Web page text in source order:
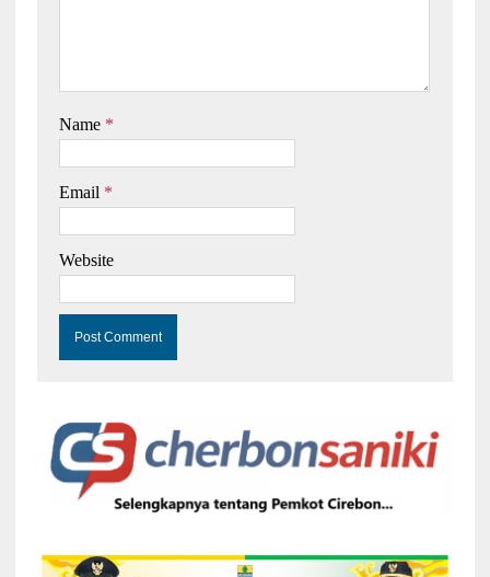
Name *
Email *
Website